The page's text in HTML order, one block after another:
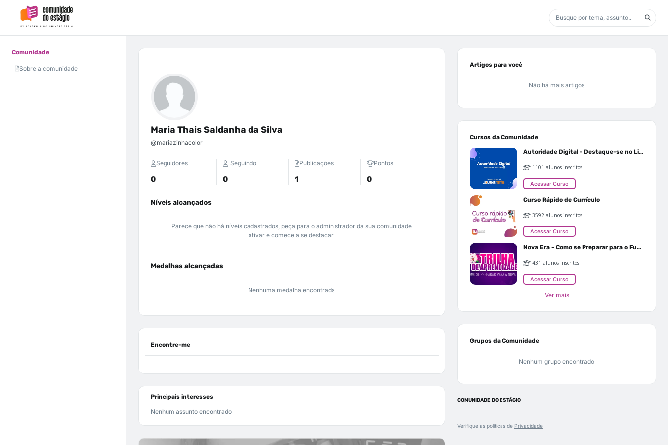
Comunidade
Sobre a comunidade
Maria Thais Saldanha da Silva
@mariazinhacolor
Seguidores
0
Seguindo
0
Publicações
1
Pontos
0
Níveis alcançados
Parece que não há níveis cadastrados, peça para o administrador da sua comunidade
ativar e comece a se destacar.
Medalhas alcançadas
Nenhuma medalha encontrada
Encontre-me
Principais interesses
Nenhum assunto encontrado
Artigos para você
Não há mais artigos
Cursos da Comunidade
Autoridade Digital - Destaque-se no Linkedin
1101 alunos inscritos
Acessar Curso
Curso Rápido de Currículo
3592 alunos inscritos
Acessar Curso
Nova Era - Como se Preparar para o Futuro
431 alunos inscritos
Acessar Curso
Ver mais
Grupos da Comunidade
Nenhum grupo encontrado
COMUNIDADE DO ESTÁGIO
Verifique as políticas de Privacidade